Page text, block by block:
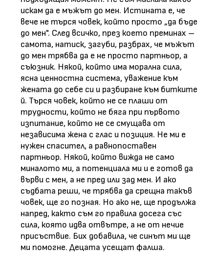
искам да е мъжът до мен. Истината е, че
вече не търся човек, който просто „да бъде
до мен". След всичко, през което преминах –
самота, натиск, загуби, разбрах, че мъжът
до мен трябва да е не просто партньор, а
съюзник. Някой, който има морална сила,
ясна ценностна система, уважение към
жената до себе си и разбиране към битките
й. Търся човек, който не се плаши от
трудности, който не бяга при първото
изпитание, който не се смущава от
независима жена с глас и позиция. Не ми е
нужен спасител, а равнопоставен
партньор. Някой, който вижда не само
миналото ми, а потенциала ми и е готов да
върви с мен, а не пред или зад мен. И ако
съдбата реши, че трябва да срещна такъв
човек, ще го позная. Но ако не, ще продължа
напред, както съм го правила досега със
сила, която идва отвътре, а не от нечие
присъствие. Бих добавила, че синът ми ще
ми помогне. Децата усещат фалша.